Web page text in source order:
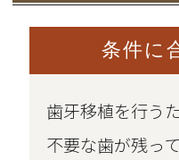
条件に
歯牙移植を行う
不要な歯が残っ